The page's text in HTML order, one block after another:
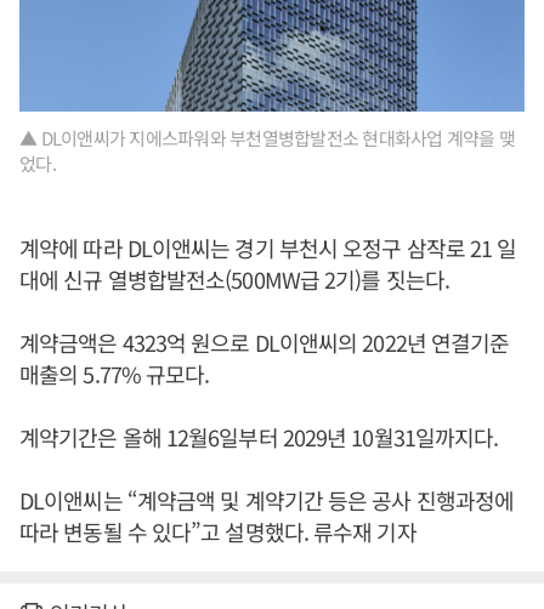
▲ DL이앤씨가 지에스파워와 부천열병합발전소 현대화사업 계약을 맺
었다.
계약에 따라 DL이앤씨는 경기 부천시 오정구 삼작로 21 일
대에 신규 열병합발전소(500MW급 2기)를 짓는다.
계약금액은 4323억 원으로 DL이앤씨의 2022년 연결기준
매출의 5.77% 규모다.
계약기간은 올해 12월6일부터 2029년 10월31일까지다.
DL이앤씨는 “계약금액 및 계약기간 등은 공사 진행과정에
따라 변동될 수 있다”고 설명했다. 류수재 기자